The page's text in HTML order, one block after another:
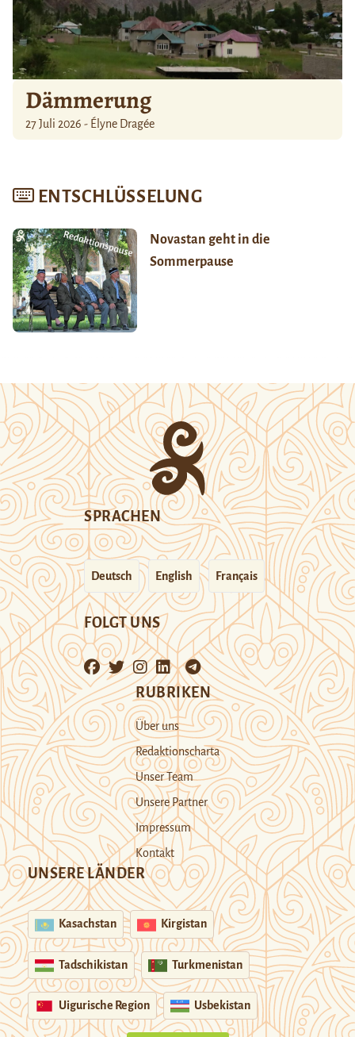
Dämmerung
27 Juli 2026 - Élyne Dragée
ENTSCHLÜSSELUNG
Novastan geht in die
Sommerpause
SPRACHEN
Deutsch English Français
FOLGT UNS
RUBRIKEN
Über uns
Redaktionscharta
Unser Team
Unsere Partner
Impressum
Kontakt
UNSERE LÄNDER
Kasachstan Kirgistan
Tadschikistan Turkmenistan
Uigurische Region Usbekistan